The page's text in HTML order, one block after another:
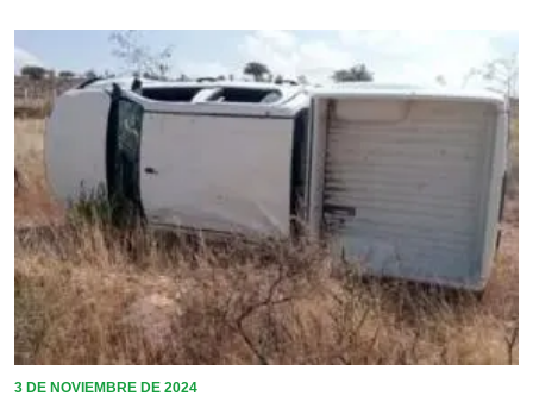
3 DE NOVIEMBRE DE 2024